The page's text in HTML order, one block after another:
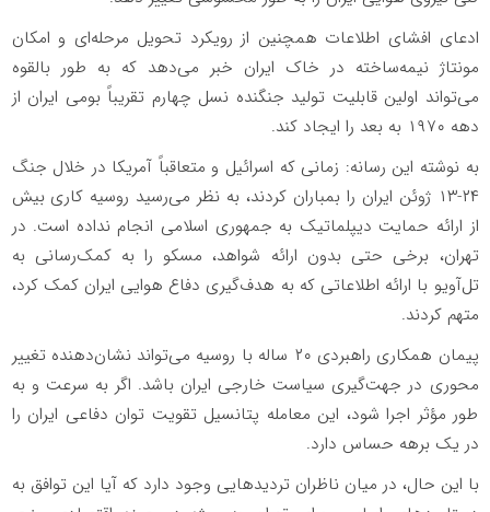
ادعای افشای اطلاعات همچنین از رویکرد تحویل مرحله‌ای و امکان
مونتاژ نیمه‌ساخته در خاک ایران خبر می‌دهد که به طور بالقوه
می‌تواند اولین قابلیت تولید جنگنده نسل چهارم تقریباً بومی ایران از
دهه ۱۹۷۰ به بعد را ایجاد کند.
به نوشته این رسانه: زمانی که اسرائیل و متعاقباً آمریکا در خلال جنگ
۲۴-۱۳ ژوئن ایران را بمباران کردند، به نظر می‌رسید روسیه کاری بیش
از ارائه حمایت دیپلماتیک به جمهوری اسلامی انجام نداده است. در
تهران، برخی حتی بدون ارائه شواهد، مسکو را به کمک‌رسانی به
تل‌آویو با ارائه اطلاعاتی که به هدف‌گیری دفاع هوایی ایران کمک کرد،
متهم کردند.
پیمان همکاری راهبردی ۲۰ ساله با روسیه می‌تواند نشان‌دهنده تغییر
محوری در جهت‌گیری سیاست خارجی ایران باشد. اگر به سرعت و به
طور مؤثر اجرا شود، این معامله پتانسیل تقویت توان دفاعی ایران را
در یک برهه حساس دارد.
با این حال، در میان ناظران تردید‌هایی وجود دارد که آیا این توافق به